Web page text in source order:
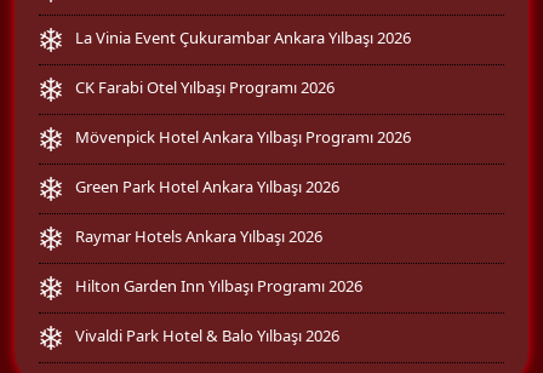
La Vinia Event Çukurambar Ankara Yılbaşı 2026
CK Farabi Otel Yılbaşı Programı 2026
Mövenpick Hotel Ankara Yılbaşı Programı 2026
Green Park Hotel Ankara Yılbaşı 2026
Raymar Hotels Ankara Yılbaşı 2026
Hilton Garden Inn Yılbaşı Programı 2026
Vivaldi Park Hotel & Balo Yılbaşı 2026